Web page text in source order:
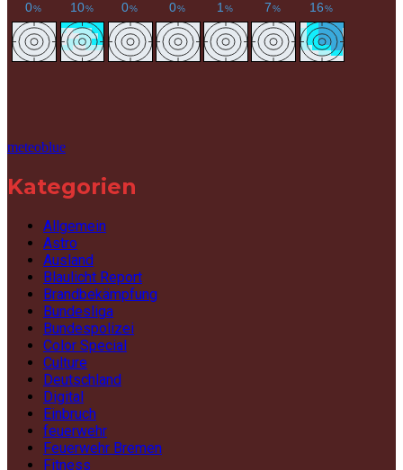
meteoblue
Kategorien
Allgemein
Astro
Ausland
Blaulicht Report
Brandbekämpfung
Bundesliga
Bundespolizei
Color Special
Culture
Deutschland
Digital
Einbruch
feuerwehr
Feuerwehr Bremen
Fitness